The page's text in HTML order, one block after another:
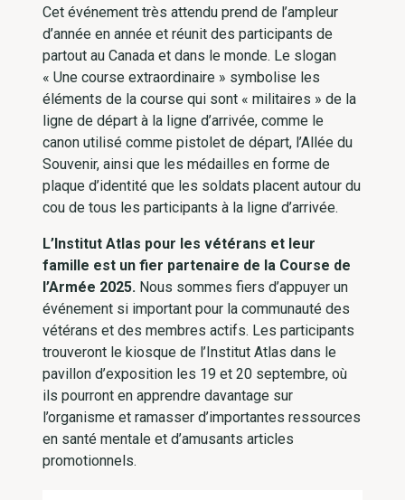
Cet événement très attendu prend de l’ampleur
d’année en année et réunit des participants de
partout au Canada et dans le monde. Le slogan
« Une course extraordinaire » symbolise les
éléments de la course qui sont « militaires » de la
ligne de départ à la ligne d’arrivée, comme le
canon utilisé comme pistolet de départ, l’Allée du
Souvenir, ainsi que les médailles en forme de
plaque d’identité que les soldats placent autour du
cou de tous les participants à la ligne d’arrivée.
L’Institut Atlas pour les vétérans et leur
famille est un fier partenaire de la Course de
l’Armée 2025. Nous sommes fiers d’appuyer un
événement si important pour la communauté des
vétérans et des membres actifs. Les participants
trouveront le kiosque de l’Institut Atlas dans le
pavillon d’exposition les 19 et 20 septembre, où
ils pourront en apprendre davantage sur
l’organisme et ramasser d’importantes ressources
en santé mentale et d’amusants articles
promotionnels.